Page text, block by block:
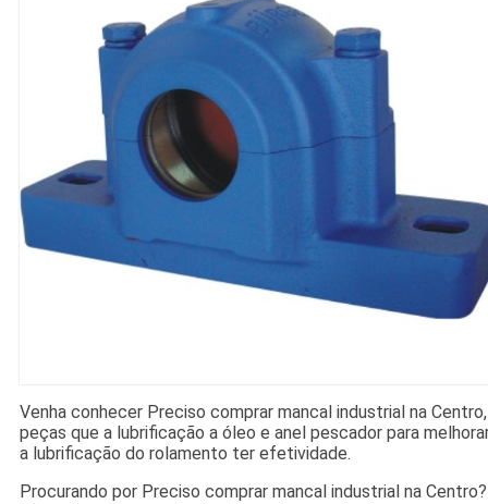
Venha conhecer Preciso comprar mancal industrial na Centro,
peças que a lubrificação a óleo e anel pescador para
a lubrificação do rolamento ter efetividade.
Procurando por Preciso comprar mancal industrial na Centro?